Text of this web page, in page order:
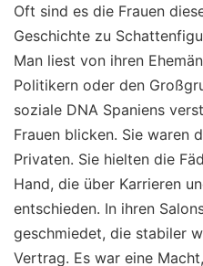
Oft sind es die Frauen
Geschichte zu
Man liest von ihren
Politikern oder den
soziale DNA Spaniens
Frauen blicken. Sie waren
Privaten. Sie hielten die
Hand, die über Karrieren
entschieden. In ihren
geschmiedet, die stabiler
Vertrag. Es war eine